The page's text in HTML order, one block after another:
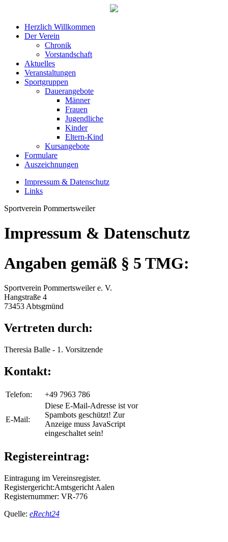
Herzlich Willkommen
Der Verein
Chronik
Vorstandschaft
Aktuelles
Veranstaltungen
Sportgruppen
Dauerangebote
Männer
Frauen
Jugendliche
Kinder
Eltern-Kind
Kursangebote
Formulare
Auszeichnungen
Impressum & Datenschutz
Links
Sportverein Pommertsweiler
Impressum & Datenschutz
Angaben gemäß § 5 TMG:
Sportverein Pommertsweiler e. V.
Hangstraße 4
73453 Abtsgmünd
Vertreten durch:
Theresia Balle - 1. Vorsitzende
Kontakt:
Telefon: +49 7963 786
E-Mail:
Diese E-Mail-Adresse ist vor
Spambots geschützt! Zur
Anzeige muss JavaScript
eingeschaltet sein!
Registereintrag:
Eintragung im Vereinsregister.
Registergericht:Amtsgericht Aalen
Registernummer: VR-776
Quelle: eRecht24